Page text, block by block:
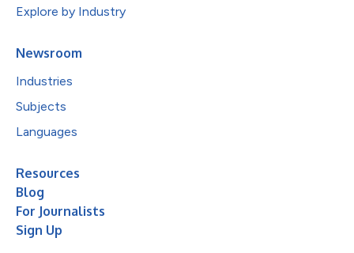
Explore by Industry
Newsroom
Industries
Subjects
Languages
Resources
Blog
For Journalists
Sign Up